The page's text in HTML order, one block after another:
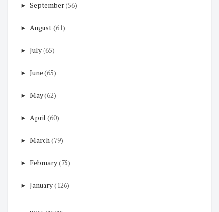
► September(56)
► August(61)
► July(65)
► June (65)
► May(62)
► April (60)
► March(79)
► February(75)
► January(126)